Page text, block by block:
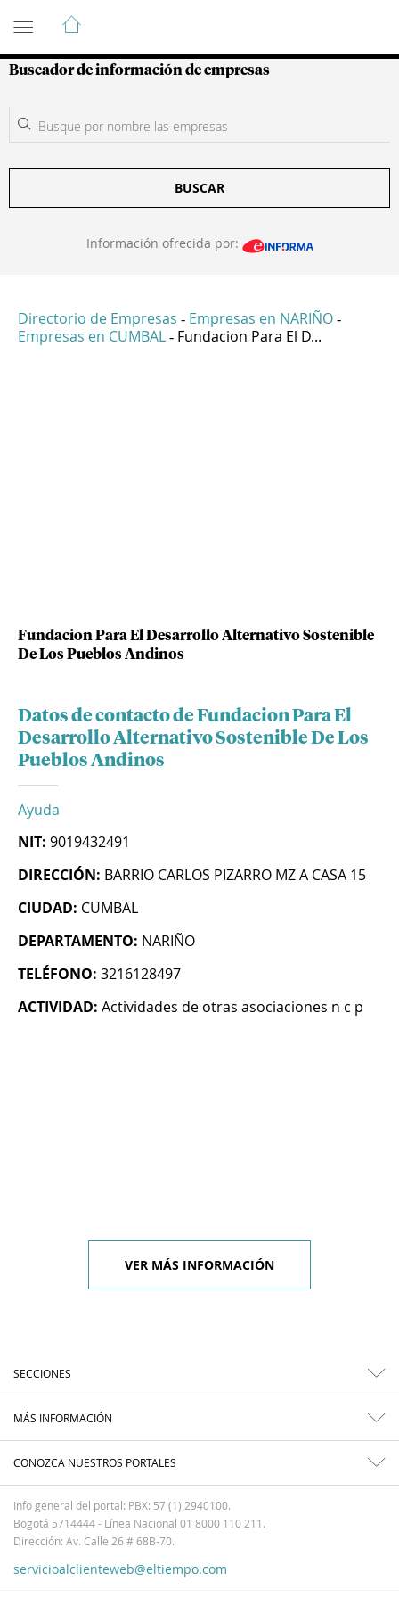
Guía de Empresas Colombianas
Buscador de información de empresas
BUSCAR
Información ofrecida por:
Directorio de Empresas - Empresas en NARIÑO -
Empresas en CUMBAL - Fundacion Para El D...
Fundacion Para El Desarrollo Alternativo Sostenible
De Los Pueblos Andinos
Datos de contacto de Fundacion Para El
Desarrollo Alternativo Sostenible De Los
Pueblos Andinos
Ayuda
NIT: 9019432491
DIRECCIÓN: BARRIO CARLOS PIZARRO MZ A CASA 15
CIUDAD: CUMBAL
DEPARTAMENTO: NARIÑO
TELÉFONO: 3216128497
ACTIVIDAD: Actividades de otras asociaciones n c p
VER MÁS INFORMACIÓN
SECCIONES
MÁS INFORMACIÓN
CONOZCA NUESTROS PORTALES
Info general del portal: PBX: 57 (1) 2940100.
Bogotá 5714444 - Línea Nacional 01 8000 110 211.
Dirección: Av. Calle 26 # 68B-70.
servicioalclienteweb@eltiempo.com